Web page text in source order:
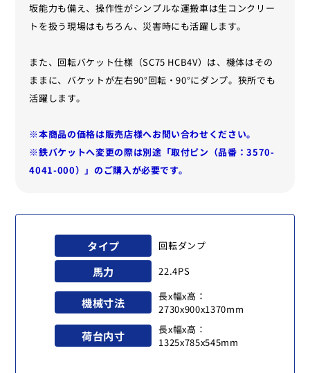
坂能力も備え、操作性がシンプルな運搬車は生コンクリー
トを扱う現場はもちろん、災害時にも活躍します。
また、回転バケット仕様（SC75 HCB4V）は、機体はその
ままに、バケットが左右90°回転・90°にダンプ。狭所でも
活躍します。
※本商品の価格は販売店様へお問い合わせください。
※鉄バケットへ変更の際は別途「取付ピン（品番：3570-
4041-000）」のご購入が必要です。
タイプ 回転ダンプ
馬力 22.4PS
機械寸法
長x幅x高：
2730x900x1370mm
荷台内寸
長x幅x高：
1325x785x545mm